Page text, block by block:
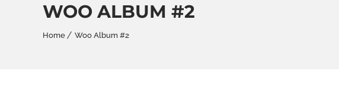
WOO ALBUM #2
Home Woo Album #2